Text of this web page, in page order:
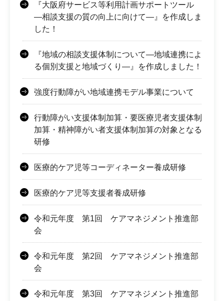
『大阪府サービス等利用計画サポートツール
―相談支援の質の向上に向けて―』を作成しま
した！
『地域の相談支援体制について―地域連携によ
る個別支援と地域づくり―』を作成しました！
強度行動障がい地域連携モデル事業について
行動障がい支援体制加算・要医療児者支援体制
加算・精神障がい者支援体制加算の対象となる
研修
医療的ケア児等コーディネーター養成研修
医療的ケア児等支援者養成研修
令和元年度 第1回 ケアマネジメント推進部
会
令和元年度 第2回 ケアマネジメント推進部
会
令和元年度 第3回 ケアマネジメント推進部